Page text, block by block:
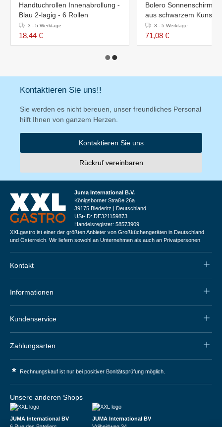
Handtuchrollen Innenabrollung -
Blau 2-lagig - 6 Rollen
3 - 5 Werktage
18,44 €
Bolero
aus schwarzem
3 - 5 Werktage
71,08 €
Kontaktieren Sie uns!!
Sie werden es nicht bereuen, unser freundliches Personal
hilft Ihnen von ganzem Herzen.
Kontaktieren Sie uns
Rückruf vereinbaren
Juma International B.V.
Königsborner Straße 26a
39175 Biederitz | Deutschland
USt-ID: DE321159873
Handelsregister: 58573909
XXLgastro ist einer der größten Anbieter von Großküchengeräten in Deutschland
und Österreich. Wir liefern sowohl an Unternehmen als auch an Privatpersonen.
Kontakt
Informationen
Kundenservice
Zahlungsarten
* Rechnungskauf ist nur bei positiver Bonitätsprüfung möglich.
Unsere anderen Shops
JUMA International BV
JUMA International BV